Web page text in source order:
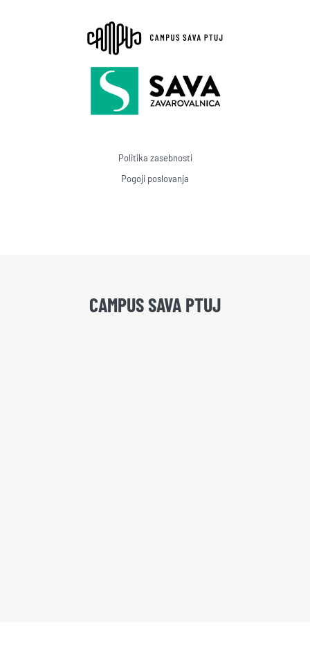
Politika zasebnosti
Pogoji poslovanja
CAMPUS SAVA PTUJ